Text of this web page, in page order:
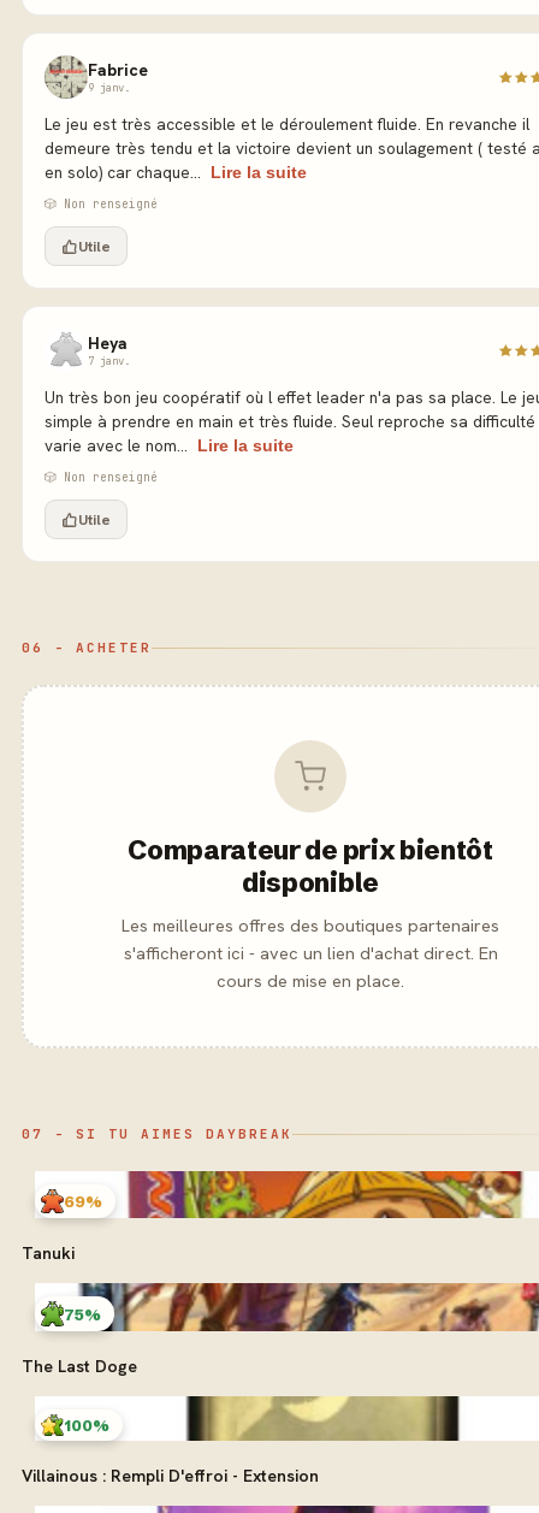
Fabrice
9 janv.
Le jeu est très accessible et le déroulement fluide. En revanche il
demeure très tendu et la victoire devient un soulagement ( testé
en solo) car chaque...
Lire la suite
🎲 Non renseigné
Utile
Heya
7 janv.
Un très bon jeu coopératif où l effet leader n'a pas sa place. Le
simple à prendre en main et très fluide. Seul reproche sa difficulté
varie avec le nom...
Lire la suite
🎲 Non renseigné
Utile
06 - ACHETER
Comparateur de prix bientôt
disponible
Les meilleures offres des boutiques partenaires
s'afficheront ici - avec un lien d'achat direct. En
cours de mise en place.
07 - SI TU AIMES DAYBREAK
69%
Tanuki
75%
The Last Doge
100%
Villainous : Rempli D'effroi - Extension